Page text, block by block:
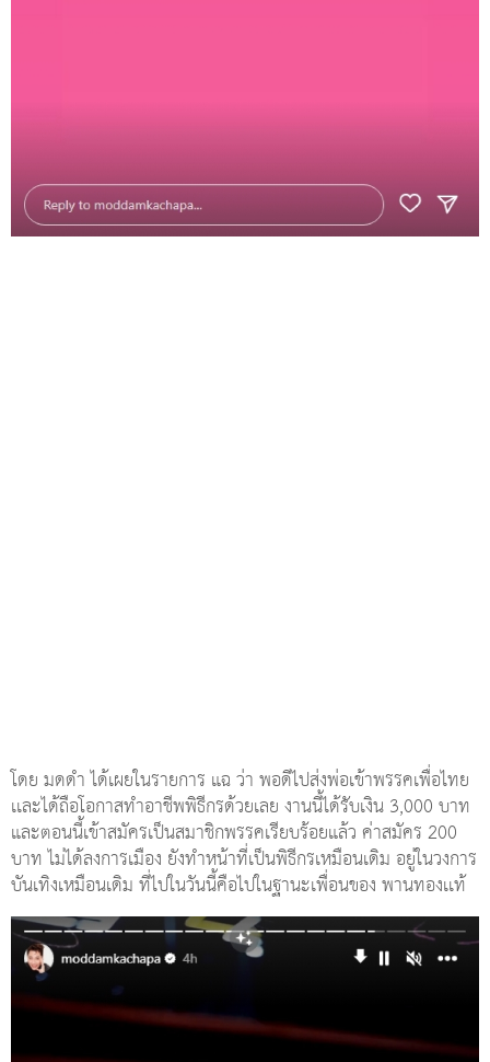
โดย มดดำ ได้เผยในรายการ แฉ ว่า พอดีไปส่งพ่อเข้าพรรคเพื่อไทย
เเละได้ถือโอกาสทำอาชีพพิธีกรด้วยเลย งานนี้ได้รับเงิน 3,000 บาท
และตอนนี้เข้าสมัครเป็นสมาชิกพรรคเรียบร้อยแล้ว ค่าสมัคร 200
บาท ไม่ได้ลงการเมือง ยังทำหน้าที่เป็นพิธีกรเหมือนเดิม อยู่ในวงการ
บันเทิงเหมือนเดิม ที่ไปในวันนี้คือไปในฐานะเพื่อนของ พานทองเเท้